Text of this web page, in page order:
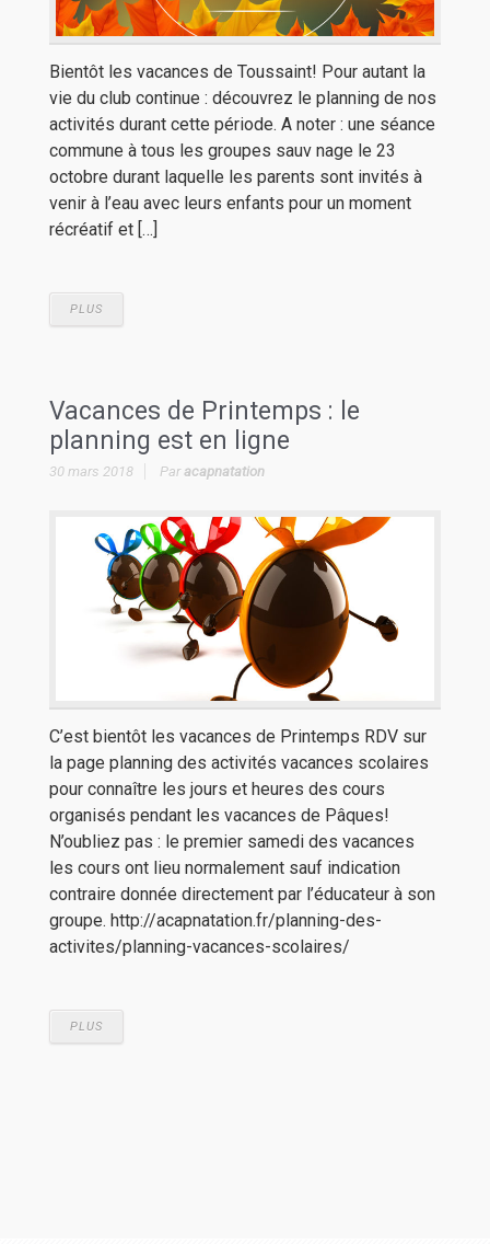
Bientôt les vacances de Toussaint! Pour autant la
vie du club continue : découvrez le planning de nos
activités durant cette période. A noter : une séance
commune à tous les groupes sauv nage le 23
octobre durant laquelle les parents sont invités à
venir à l’eau avec leurs enfants pour un moment
récréatif et […]
PLUS
Vacances de Printemps : le
planning est en ligne
30 mars 2018 Paracapnatation
C’est bientôt les vacances de Printemps RDV sur
la page planning des activités vacances scolaires
pour connaître les jours et heures des cours
organisés pendant les vacances de Pâques!
N’oubliez pas : le premier samedi des vacances
les cours ont lieu normalement sauf indication
contraire donnée directement par l’éducateur à son
groupe. http://acapnatation.fr/planning-des-
activites/planning-vacances-scolaires/
PLUS